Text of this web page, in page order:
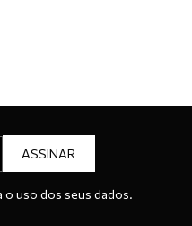
ASSINAR
o uso dos seus dados.